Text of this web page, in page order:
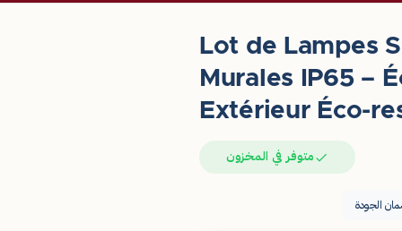
Lot de Lampes
Murales IP65 –
Extérieur Éco-
متوفر في المخزون
الجودة